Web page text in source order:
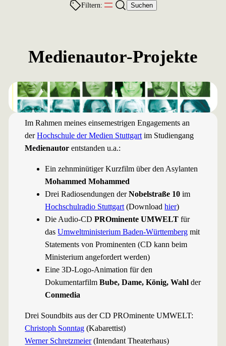
Filtern: Suchen
Medienautor-Projekte
Im Rahmen meines einsemestrigen Engagements an
derHochschule der Medien Stuttgart im Studiengang
Medienautor entstanden u.a.:
Ein zehnminütiger Kurzfilm über den Asylanten
Mohammed Mohammed
Drei Radiosendungen derNobelstraße 10 im
Hochschulradio Stuttgart(Downloadhier)
Die Audio-CDPROminente UMWELT für
dasUmweltministerium Baden-Württemberg mit
Statements von Prominenten (CD kann beim
Ministerium angefordert werden)
Eine 3D-Logo-Animation für den
DokumentarfilmBube, Dame, König, Wahl der
Conmedia
Drei Soundbits aus der CD PROminente UMWELT:
Christoph Sonntag (Kabarettist)
Werner Schretzmeier(Intendant Theaterhaus)